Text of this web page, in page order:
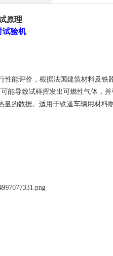
原理
试验机
性能评价，根据法国建筑材料及铁
能导致试样挥发出可燃性气体，
的数据。适用于铁道车辆用材料